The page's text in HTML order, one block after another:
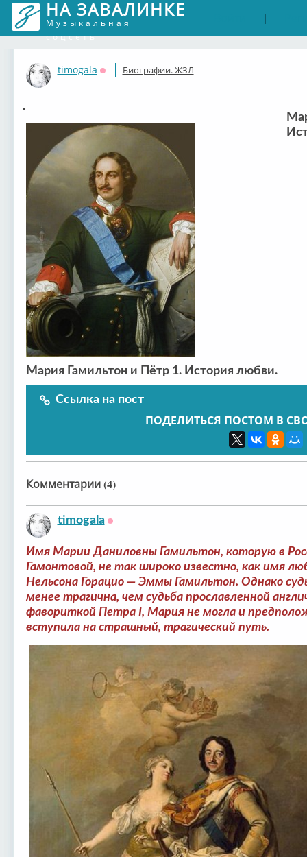
НА ЗАВАЛИНКЕ
Музыкальная
соцсеть
|
timogala
Оффлайн
Биографии. ЖЗЛ
Мария Гамильтон и Пётр 1. История любви.
Ссылка на пост
ПОДЕЛИТЬСЯ ПОСТОМ В
Комментарии (4)
timogala
Имя Марии Даниловны Гамильтон, которую в
Гамонтовой, не так широко известно, как имя
Нельсона Горацио — Эммы Гамильтон. Однако
менее трагична, чем судьба прославленной
фавориткой Петра I, Мария не могла и
вступила на страшный, трагический путь.